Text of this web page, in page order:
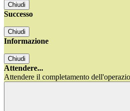
Chiudi
Successo
Chiudi
Informazione
Chiudi
Attendere...
Attendere il completamento